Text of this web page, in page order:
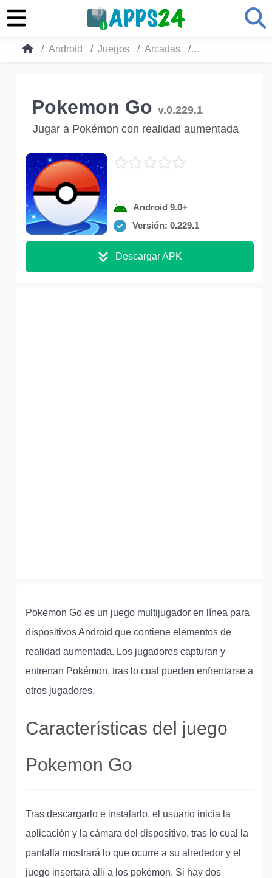
Android Juegos Arcadas Pokemon Go
Pokemon Go v.0.229.1
Jugar a Pokémon con realidad aumentada
Android 9.0+
Versión: 0.229.1
Descargar APK
Pokemon Go es un juego multijugador en línea para
dispositivos Android que contiene elementos de
realidad aumentada. Los jugadores capturan y
entrenan Pokémon, tras lo cual pueden enfrentarse a
otros jugadores.
Características del juego
Pokemon Go
Tras descargarlo e instalarlo, el usuario inicia la
aplicación y la cámara del dispositivo, tras lo cual la
pantalla mostrará lo que ocurre a su alrededor y el
juego insertará allí a los pokémon. Si hay dos